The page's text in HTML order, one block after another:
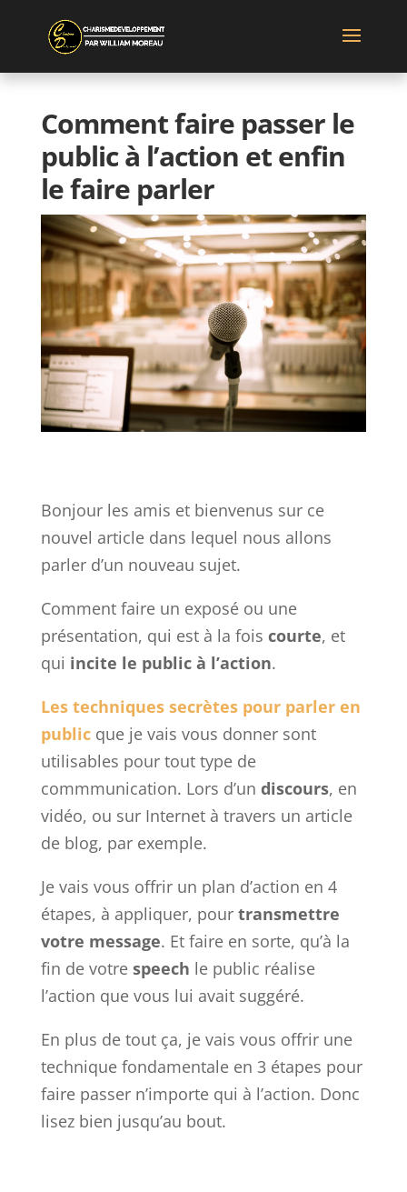
Comment faire passer le
public à l’action et enfin
le faire parler
Bonjour les amis et bienvenus sur ce
nouvel article dans lequel nous allons
parler d’un nouveau sujet.
Comment faire un exposé ou une
présentation, qui est à la fois courte, et
qui incite le public à l’action.
Les techniques secrètes pour parler en
publicque je vais vous donner sont
utilisables pour tout type de
commmunication. Lors d’un discours, en
vidéo, ou sur Internet à travers un article
de blog, par exemple.
Je vais vous offrir un plan d’action en 4
étapes, à appliquer, pour transmettre
votre message. Et faire en sorte, qu’à la
fin de votre speech le public réalise
l’action que vous lui avait suggéré.
En plus de tout ça, je vais vous offrir une
technique fondamentale en 3 étapes pour
faire passer n’importe qui à l’action. Donc
lisez bien jusqu’au bout.